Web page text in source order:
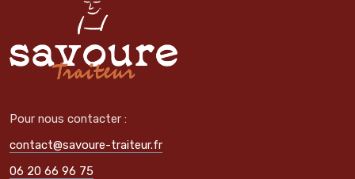
Pour nous contacter :
contact@savoure-traiteur.fr
06 20 66 96 75